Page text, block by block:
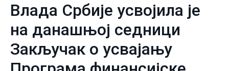
Влада Србије усвојила је
на данашњој седници
Закључак о усвајању